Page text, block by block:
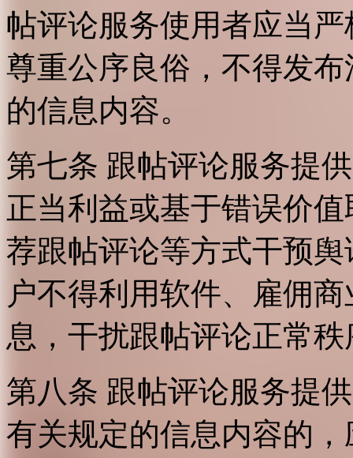
帖评论服务使用者应当
尊重公序良俗，不得发
的信息内容。
第七条 跟帖评论服务提
正当利益或基于错误价
荐跟帖评论等方式干预
户不得利用软件、雇佣
息，干扰跟帖评论正常
第八条 跟帖评论服务提
有关规定的信息内容的